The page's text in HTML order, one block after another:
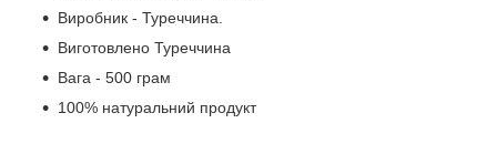
Виробник - Туреччина.
Виготовлено Туреччина
Вага - 500 грам
100% натуральний продукт